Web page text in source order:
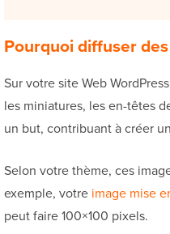
Pourquoi diffuser
Sur votre site Web
les miniatures, les en-têtes
un but, contribuant à créer
Selon votre thème, ces
exemple, votre image mise
peut faire 100×100 pixels.